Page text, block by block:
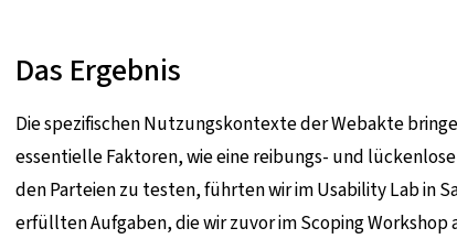
Das Ergebnis
Die spezifischen Nutzungskontexte der Webakte
essentielle Faktoren, wie eine reibungs- und
den Parteien zu testen, führten wir im Usability Lab in
erfüllten Aufgaben, die wir zuvor im Scoping